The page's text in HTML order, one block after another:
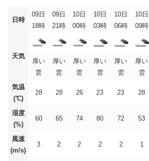
日時
09日
18時
09日
21時
10日
00時
10日
03時
10日
06時
10日
09時
天気
厚い
雲
厚い
雲
厚い
雲
厚い
雲
厚い
雲
厚い
雲
気温
(℃)
28 28 26 23 23 28
湿度
(%)
60 65 74 80 72 53
風速
(m/s)
3 2 2 2 2 1